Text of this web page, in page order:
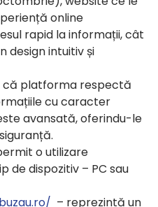
online
rapid la informații, cât
design intuitiv și
că platforma respectă
cu caracter
avansată, oferindu-le
o utilizare
de dispozitiv – PC sau
– reprezintă un